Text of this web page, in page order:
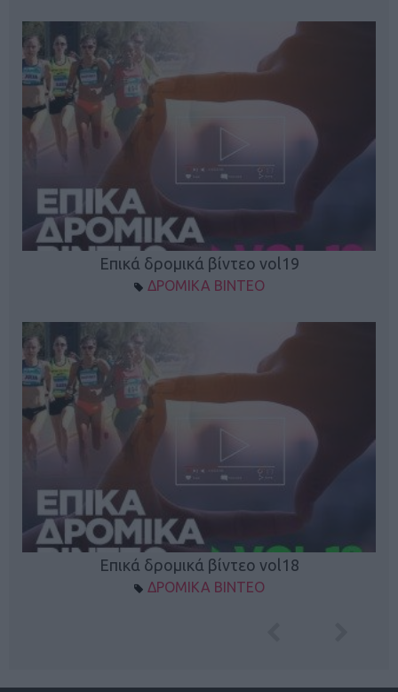
Επικά δρομικά βίντεο vol19
ΔΡΟΜΙΚΑ ΒΙΝΤΕΟ
Επικά δρομικά βίντεο vol18
ΔΡΟΜΙΚΑ ΒΙΝΤΕΟ